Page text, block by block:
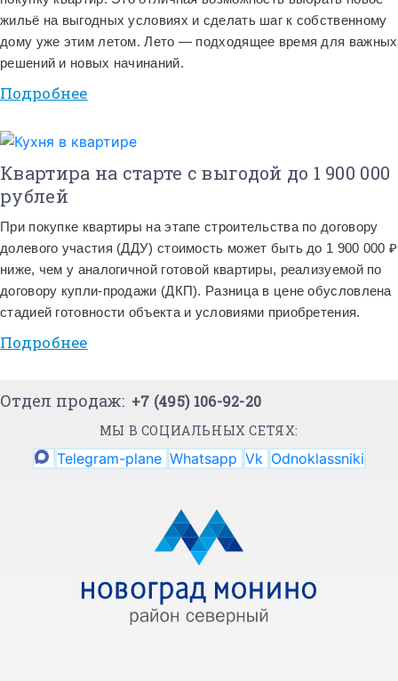
жильё на выгодных условиях и сделать шаг к собственному
дому уже этим летом. Лето — подходящее время для важных
решений и новых начинаний.
Подробнее
Квартира на старте с выгодой до 1 900 000
рублей
При покупке квартиры на этапе строительства по договору
долевого участия (ДДУ) стоимость может быть до 1 900 000 ₽
ниже, чем у аналогичной готовой квартиры, реализуемой по
договору купли-продажи (ДКП). Разница в цене обусловлена
стадией готовности объекта и условиями приобретения.
Подробнее
Отдел продаж: +7 (495) 106-92-20
МЫ В СОЦИАЛЬНЫХ СЕТЯХ:
Telegram-plane Whatsapp Vk Odnoklassniki